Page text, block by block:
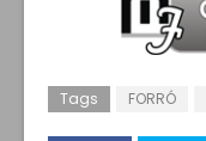
Tags FORRÓ